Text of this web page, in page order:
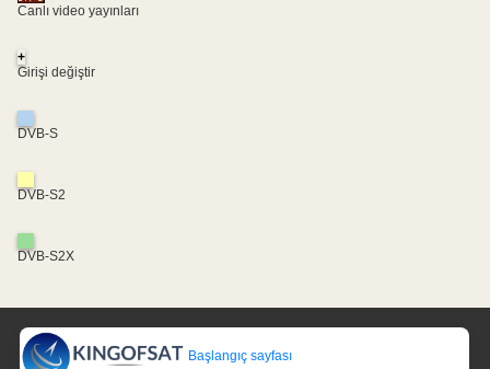
Canlı video yayınları
+
Girişi değiştir
DVB-S
DVB-S2
DVB-S2X
Başlangıç sayfası